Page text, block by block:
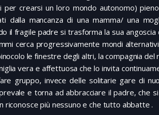
per crearsi un loro mondo autonomo)
dalla mancanza di una mamma/ una
il fragile padre si trasforma la sua
cerca progressivamente mondi
le finestre degli altri, la compagnia del
vera e affettuosa che lo invita
gruppo, invece delle solitarie gare di
e torna ad abbracciare il padre,
più nessuno e che tutto abbatte .